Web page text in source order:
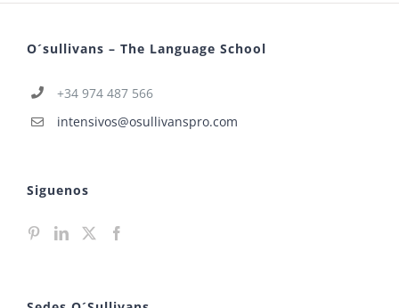
O´sullivans – The Language School
+34 974 487 566
intensivos@osullivanspro.com
Siguenos